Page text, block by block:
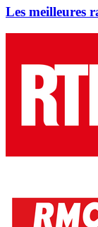
Les meilleures